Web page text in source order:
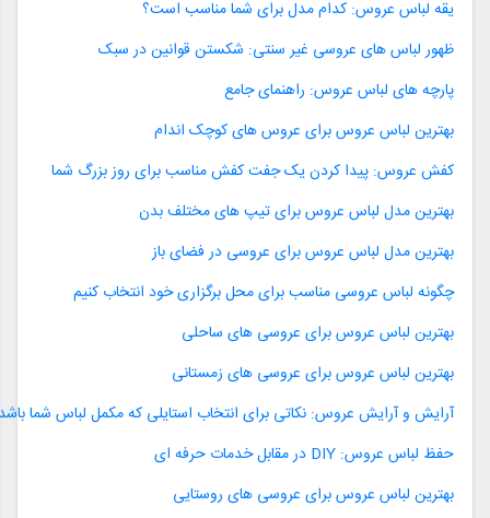
یقه لباس عروس: کدام مدل برای شما مناسب است؟
ظهور لباس های عروسی غیر سنتی: شکستن قوانین در سبک
پارچه های لباس عروس: راهنمای جامع
بهترین لباس عروس برای عروس های کوچک اندام
کفش عروس: پیدا کردن یک جفت کفش مناسب برای روز بزرگ شما
بهترین مدل لباس عروس برای تیپ های مختلف بدن
بهترین مدل لباس عروس برای عروسی در فضای باز
چگونه لباس عروسی مناسب برای محل برگزاری خود انتخاب کنیم
بهترین لباس عروس برای عروسی های ساحلی
بهترین لباس عروس برای عروسی های زمستانی
آرایش و آرایش عروس: نکاتی برای انتخاب استایلی که مکمل لباس شما
حفظ لباس عروس: DIY در مقابل خدمات حرفه ای
بهترین لباس عروس برای عروسی های روستایی